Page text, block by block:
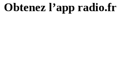
Obtenez l’app